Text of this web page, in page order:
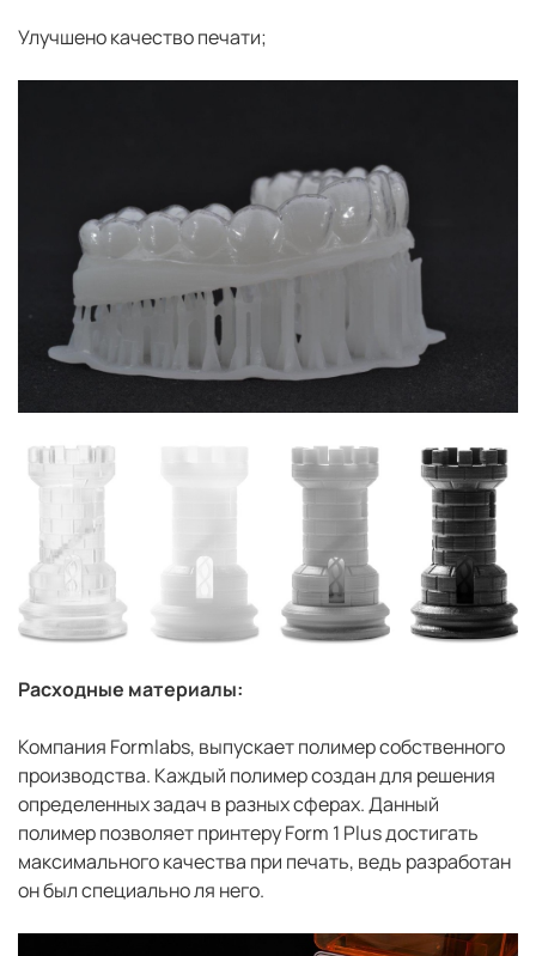
Улучшено качество печати;
Расходные материалы:
Компания Formlabs, выпускает полимер собственного
производства. Каждый полимер создан для решения
определенных задач в разных сферах. Данный
полимер позволяет принтеру Form 1 Plus достигать
максимального качества при печать, ведь разработан
он был специально ля него.